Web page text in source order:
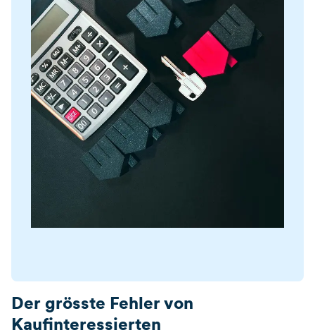
Der grösste Fehler von
Kaufinteressierten